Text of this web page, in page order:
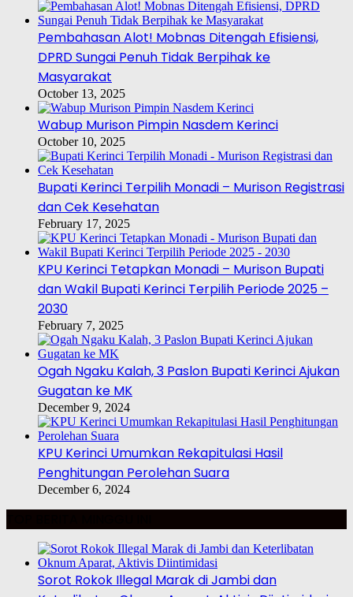
Pembahasan Alot! Mobnas Ditengah Efisiensi,
DPRD Sungai Penuh Tidak Berpihak ke
Masyarakat
October 13, 2025
Wabup Murison Pimpin Nasdem Kerinci
October 10, 2025
Bupati Kerinci Terpilih Monadi – Murison Registrasi
dan Cek Kesehatan
February 17, 2025
KPU Kerinci Tetapkan Monadi – Murison Bupati
dan Wakil Bupati Kerinci Terpilih Periode 2025 –
2030
February 7, 2025
Ogah Ngaku Kalah, 3 Paslon Bupati Kerinci Ajukan
Gugatan ke MK
December 9, 2024
KPU Kerinci Umumkan Rekapitulasi Hasil
Penghitungan Perolehan Suara
December 6, 2024
Sorot Rokok Illegal Marak di Jambi dan